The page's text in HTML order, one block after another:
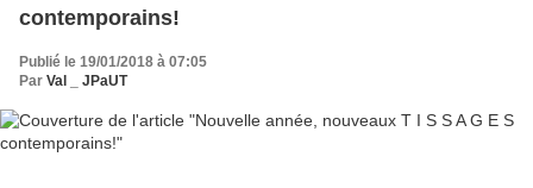
contemporains!
Publié le 19/01/2018 à 07:05
Par Val _ JPaUT